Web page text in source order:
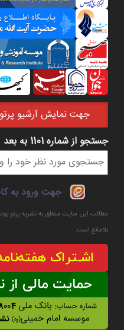
جهت نمايش آرشيو پرتو تا شماره 1100
فرم جستجو
جستجو از شماره 1101 به بعد
جهت ورود به
مطالب این سایت متعلق به نشریه پرتو
بلامانع است.